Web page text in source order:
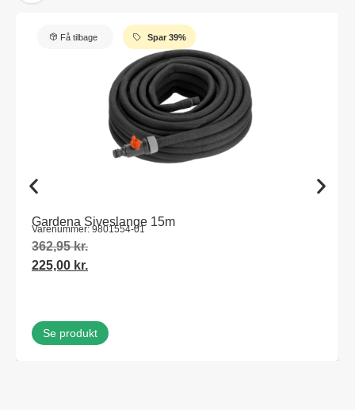
Få tilbage Spar 39%
Gardena Siveslange 15m
Varenummer: 9801554-01
362,95kr.
225,00 kr.
Se produkt